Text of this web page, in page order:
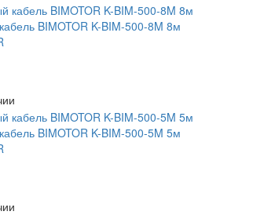
BIMOTOR K-BIM-500-8M 8м
BIMOTOR K-BIM-500-5M 5м